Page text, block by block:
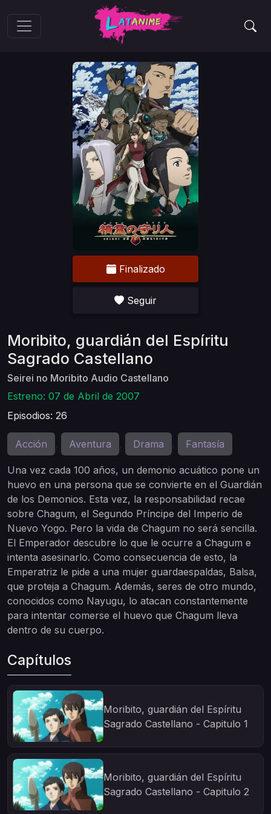
Finalizado
Seguir
Moribito, guardián del Espíritu
Sagrado Castellano
Seirei no Moribito Audio Castellano
Estreno: 07 de Abril de 2007
Episodios: 26
Acción Aventura Drama Fantasía
Una vez cada 100 años, un demonio acuático pone un
huevo en una persona que se convierte en el Guardián
de los Demonios. Esta vez, la responsabilidad recae
sobre Chagum, el Segundo Príncipe del Imperio de
Nuevo Yogo. Pero la vida de Chagum no será sencilla.
El Emperador descubre lo que le ocurre a Chagum e
intenta asesinarlo. Como consecuencia de esto, la
Emperatriz le pide a una mujer guardaespaldas, Balsa,
que proteja a Chagum. Además, seres de otro mundo,
conocidos como Nayugu, lo atacan constantemente
para intentar comerse el huevo que Chagum lleva
dentro de su cuerpo.
Capítulos
Moribito, guardián del Espíritu
Sagrado Castellano - Capitulo 1
Moribito, guardián del Espíritu
Sagrado Castellano - Capitulo 2